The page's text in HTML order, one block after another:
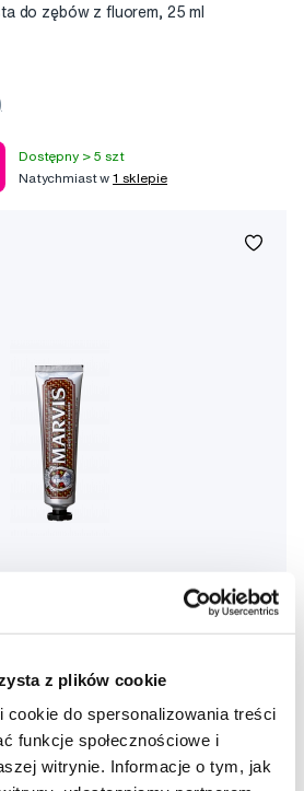
z plików cookie
do spersonalizowania treści
funkcje społecznościowe i
witrynie. Informacje o tym, jak
do zębów z fluorem, 25 ml
Dostępny > 5 szt
Natychmiast w1 sklepie
pasta do zębów z ksylitolem,